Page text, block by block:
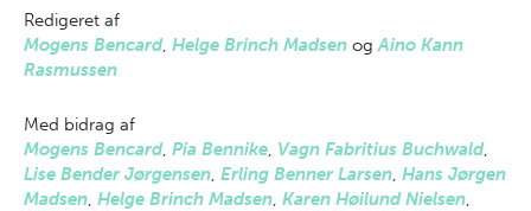
Redigeret af
Mogens Bencard, Helge Brinch Madsen ogAino Kann
Rasmussen
Med bidrag af
Mogens Bencard, Pia Bennike, Vagn Fabritius Buchwald,
Lise Bender Jørgensen, Erling Benner Larsen, Hans Jørgen
Madsen, Helge Brinch Madsen, Karen Høilund Nielsen,